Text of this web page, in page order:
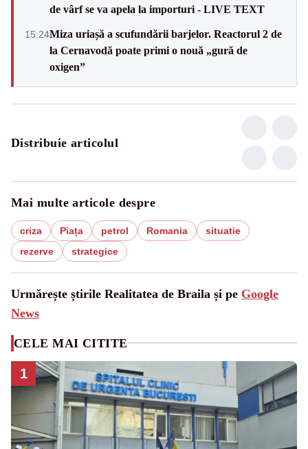
de vârf se va apela la importuri - LIVE TEXT
15:24Miza uriașă a scufundării barjelor. Reactorul 2 de
la Cernavodă poate primi o nouă „gură de
oxigen”
Distribuie articolul
Mai multe articole despre
criza Piața petrol Romania
situatie
rezerve
strategice
Urmărește știrile Realitatea de Braila și pe Google
News
CELE MAI CITITE
1